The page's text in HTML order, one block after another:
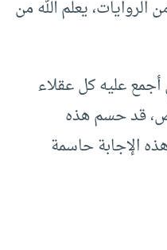
يعلم الله من
عليه كل عقلاء
قد حسم هذه
الإجابة حاسمة